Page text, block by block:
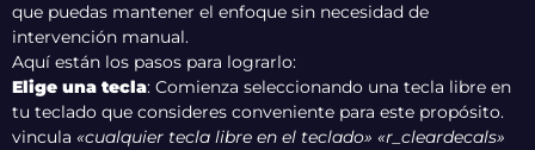
que puedas mantener el enfoque sin necesidad de
intervención manual.
Aquí están los pasos para lograrlo:
Elige una tecla: Comienza seleccionando una tecla libre en
tu teclado que consideres conveniente para este propósito.
vincula «cualquier tecla libre en el teclado» «r_cleardecals»